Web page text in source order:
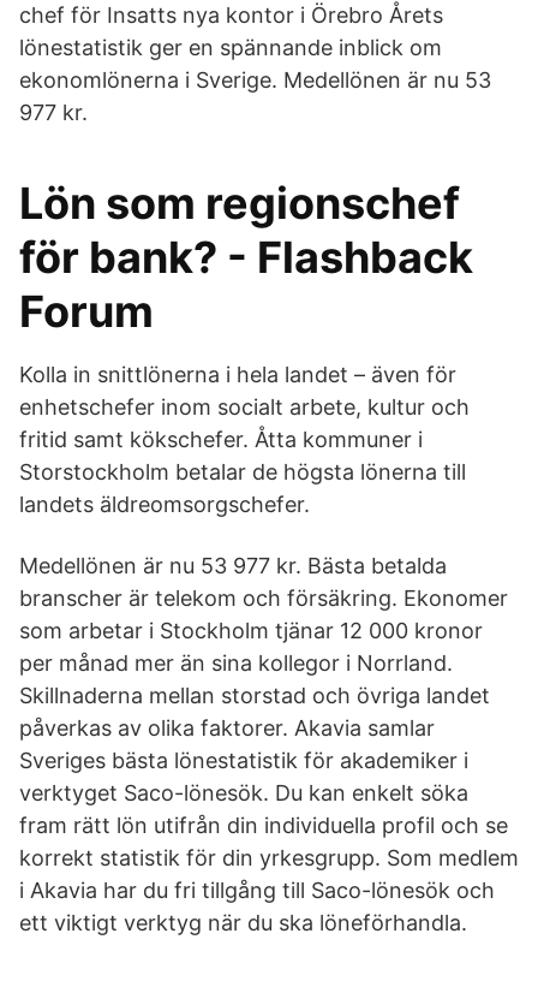
chef för Insatts nya kontor i Örebro Årets
lönestatistik ger en spännande inblick om
ekonomlönerna i Sverige. Medellönen är nu 53
977 kr.
Lön som regionschef
för bank? - Flashback
Forum
Kolla in snittlönerna i hela landet – även för
enhetschefer inom socialt arbete, kultur och
fritid samt kökschefer. Åtta kommuner i
Storstockholm betalar de högsta lönerna till
landets äldreomsorgschefer.
Medellönen är nu 53 977 kr. Bästa betalda
branscher är telekom och försäkring. Ekonomer
som arbetar i Stockholm tjänar 12 000 kronor
per månad mer än sina kollegor i Norrland.
Skillnaderna mellan storstad och övriga landet
påverkas av olika faktorer. Akavia samlar
Sveriges bästa lönestatistik för akademiker i
verktyget Saco-lönesök. Du kan enkelt söka
fram rätt lön utifrån din individuella profil och se
korrekt statistik för din yrkesgrupp. Som medlem
i Akavia har du fri tillgång till Saco-lönesök och
ett viktigt verktyg när du ska löneförhandla.